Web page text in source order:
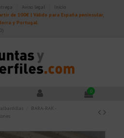
Aviso legal
Inicio
de 100€ | Válido para España peninsular,
y Portugal.
0)
0
BARA-RAK -